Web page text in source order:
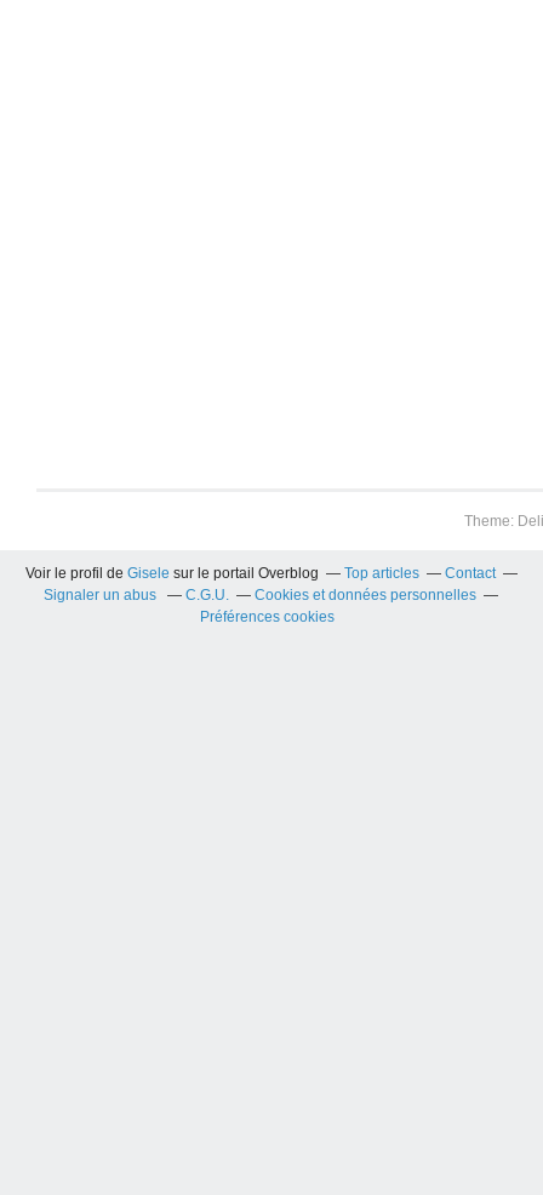
Theme:
Voir le profil de Gisele sur le portail Overblog Top articles
Contact
Signaler un abus
C.G.U.
Cookies et données personnelles
Préférences cookies